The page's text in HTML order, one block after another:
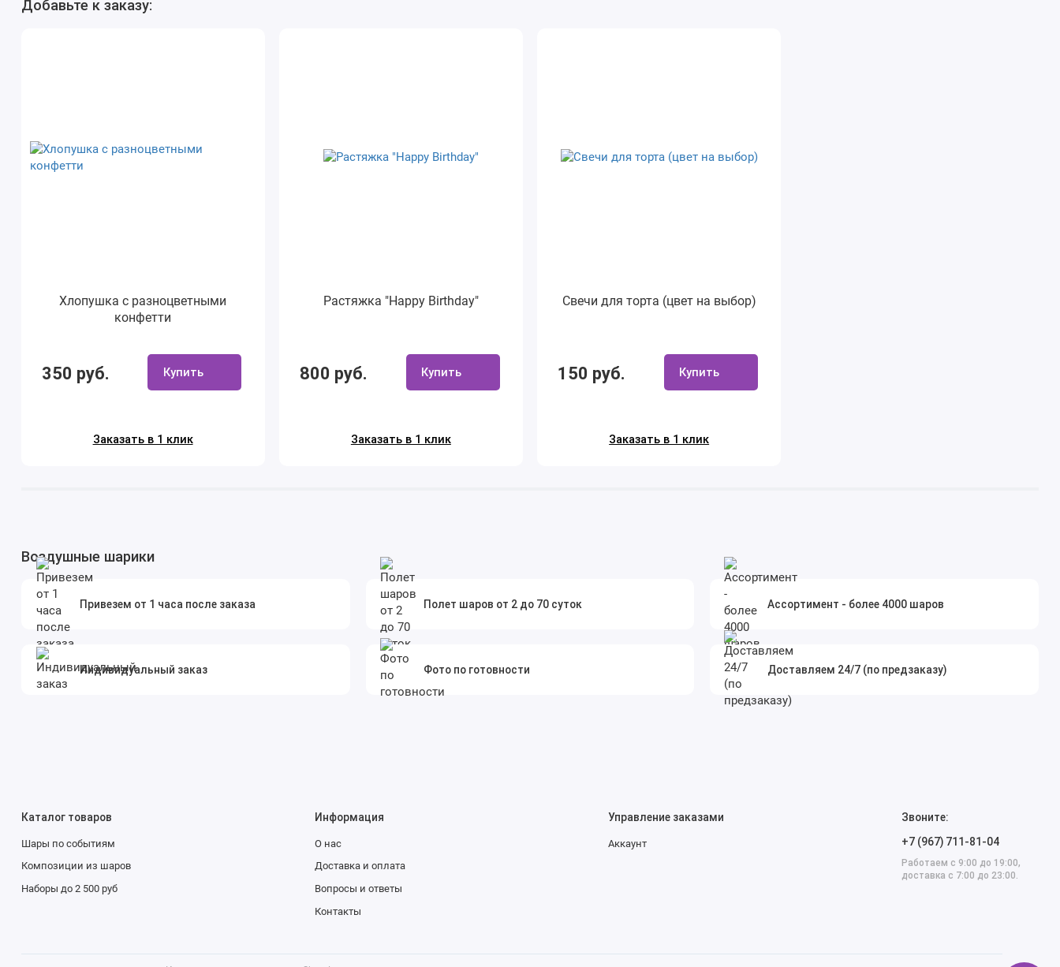
Добавьте к заказу:
Хлопушка с разноцветными
конфетти
350 руб. Купить
Заказать в 1 клик
Растяжка "Happy Birthday"
800 руб. Купить
Заказать в 1 клик
Свечи для торта (цвет на выбор)
150 руб. Купить
Заказать в 1 клик
Воздушные шарики
Привезем от 1 часа после заказа Полет шаров от 2 до 70 суток Ассортимент - более 4000 шаров
Индивидуальный заказ Фото по готовности Доставляем 24/7 (по предзаказу)
Каталог товаров
Шары по событиям
Композиции из шаров
Наборы до 2 500 руб
Информация
О нас
Доставка и оплата
Вопросы и ответы
Контакты
Управление заказами
Аккаунт
Звоните:
+7 (967) 711-81-04
Работаем с 9:00 до 19:00,
доставка с 7:00 до 23:00.